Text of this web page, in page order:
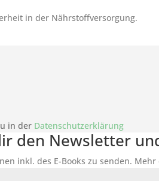
in der Nährstoffversorgung.
in der Datenschutzerklärung
den Newsletter
inkl. des E-Books zu senden.